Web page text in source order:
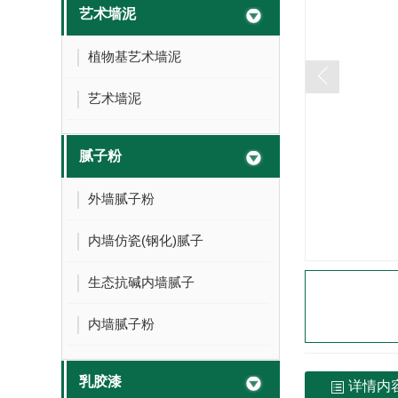
艺术墙泥
植物基艺术墙泥
艺术墙泥
腻子粉
外墙腻子粉
内墙仿瓷(钢化)腻子
生态抗碱内墙腻子
内墙腻子粉
乳胶漆 详情内